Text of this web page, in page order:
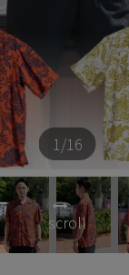
1 /16
scroll